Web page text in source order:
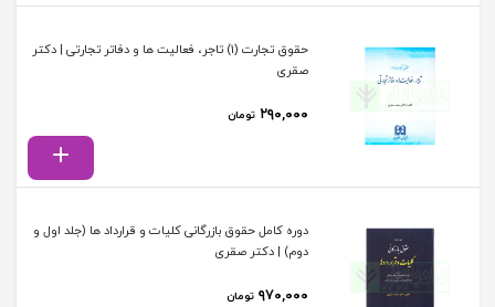
حقوق تجارت (1) تاجر، فعالیت ها و دفاتر تجارتی | دکتر
صقری
۲۹۰,۰۰۰ تومان
دوره کامل حقوق بازرگانی کلیات و قرارداد ها (جلد اول و
دوم) | دکتر صقری
۹۷۰,۰۰۰ تومان